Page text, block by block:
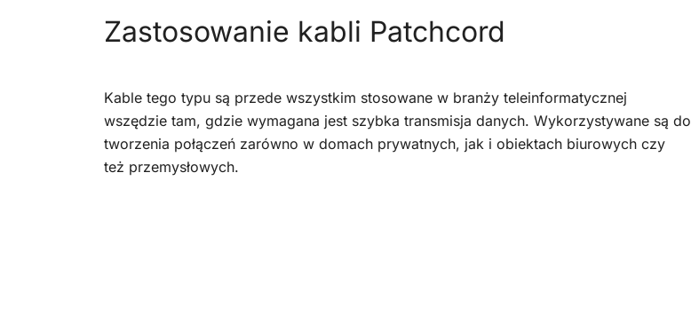
Zastosowanie kabli Patchcord
Kable tego typu są przede wszystkim stosowane w branży teleinformatycznej
wszędzie tam, gdzie wymagana jest szybka transmisja danych. Wykorzystywane są do
tworzenia połączeń zarówno w domach prywatnych, jak i obiektach biurowych czy
też przemysłowych.